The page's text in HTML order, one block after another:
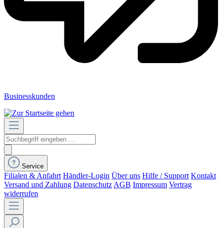
Businesskunden
Service
Filialen & Anfahrt Händler-Login Über uns Hilfe / Support Kontakt
Versand und Zahlung Datenschutz AGB Impressum Vertrag
widerrufen